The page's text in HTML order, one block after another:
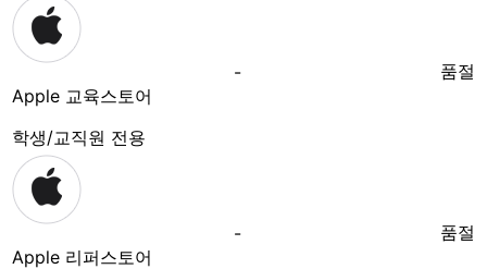
Apple 교육스토어
학생/교직원 전용
- 품절
Apple 리퍼스토어
- 품절